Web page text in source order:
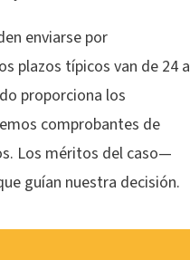
enviarse por
plazos típicos van de 24 a
proporciona los
comprobantes de
Los méritos del caso—
guían nuestra decisión.